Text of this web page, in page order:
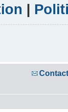
|
Contact